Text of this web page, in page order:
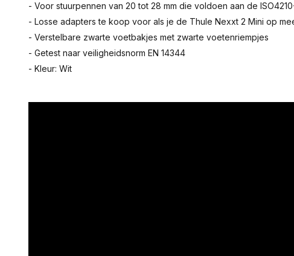
- Voor stuurpennen van 20 tot 28 mm die voldoen aan de
- Losse adapters te koop voor als je de Thule Nexxt 2 Mini op
- Verstelbare zwarte voetbakjes met zwarte voetenriempjes
- Getest naar veiligheidsnorm EN 14344
- Kleur: Wit